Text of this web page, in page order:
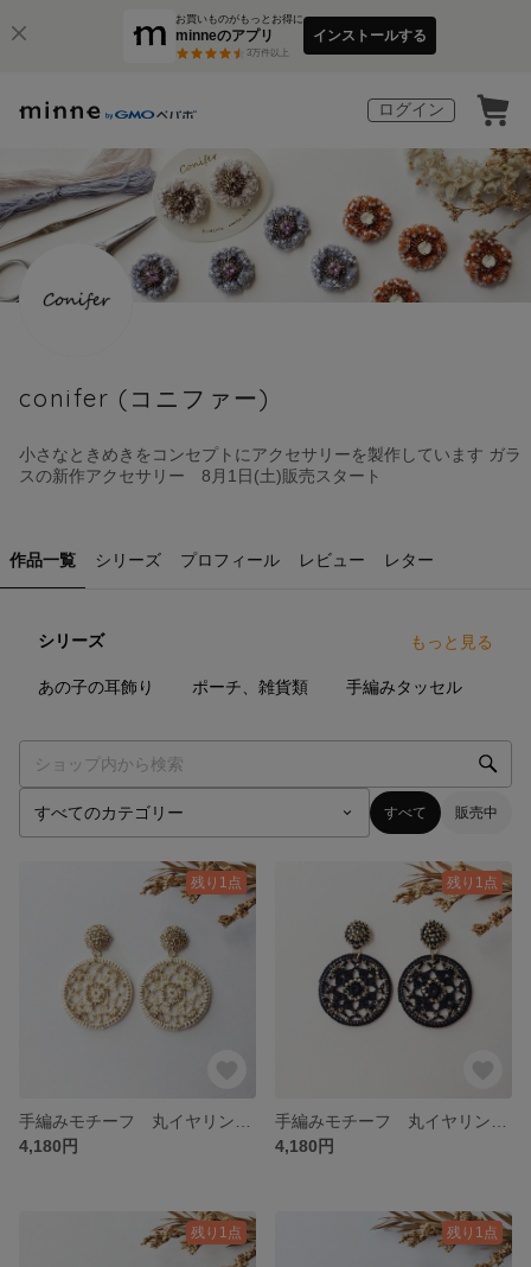
お買いものがもっとお得に
minneのアプリ
3万件以上
インストールする
ログイン
conifer (コニファー)
小さなときめきをコンセプトにアクセサリーを製作しています ガラ
スの新作アクセサリー 8月1日(土)販売スタート
作品一覧 シリーズ プロフィール レビュー レター
シリーズ もっと見る
あの子の耳飾り ポーチ、雑貨類 手編みタッセル
すべて 販売中
残り1点
4,180円
残り1点
4,180円
残り1点 残り1点